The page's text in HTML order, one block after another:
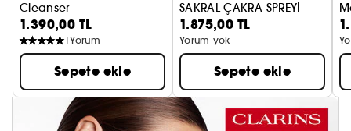
Cleanser
pH dengeleyici köpük temizleyici
1.390,00 TL
1Yorum
Sepete ekle
SAKRAL ÇAKRA SPREYİ
1.875,00 TL
Yorum yok
Sepete ekle